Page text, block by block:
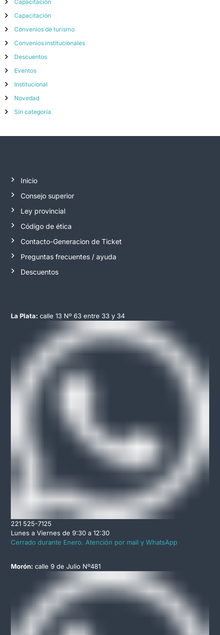
Capacitación
Capacitación
Convenios de turismo
Convenios institucionales
Descuentos
Eventos
Institucional
Novedad
Sin categoría
Inicio
Consejo superior
Ley provincial
Código de ética
Contacto-Generacion de Ticket
Preguntas frecuentes / ayuda
Descuentos
La Plata:calle 13 Nº 63 entre 33 y 34
221 525-7125
Lunes a Viernes de 9:30 a 12:30
Cerrado durante Enero. Atención por mail y WhatsApp
Morón:calle 9 de Julio Nº481